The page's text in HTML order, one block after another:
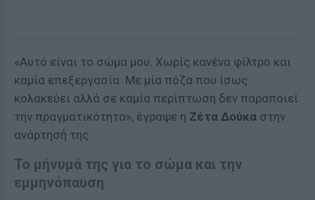
«Αυτό είναι το σώμα μου. Χωρίς κανένα φίλτρο και
καμία επεξεργασία. Με μία πόζα που ίσως
κολακεύει αλλά σε καμία περίπτωση δεν παραποιεί
την πραγματικότητα», έγραψε η Ζέτα Δούκα στην
ανάρτησή της.
Το μήνυμά της για το σώμα και την
εμμηνόπαυση